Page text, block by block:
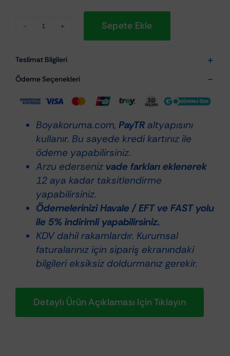
Scholl
S20
BLACK
Tek
Adım
Performanslı
Pasta
1KG
adet
Sepete Ekle
Teslimat Bilgileri
Ödeme Seçenekleri
Boyakoruma.com, PayTRaltyapısını
kullanır. Bu sayede kredi kartınız ile
ödeme yapabilirsiniz.
Arzu ederseniz vade farkları eklenerek
12 aya kadar taksitlendirme
yapabilirsiniz.
Ödemelerinizi Havale / EFT ve FAST yolu
ile 5% indirimli yapabilirsiniz.
KDV dahil rakamlardır. Kurumsal
faturalarınız için sipariş ekranındaki
bilgileri eksiksiz doldurmanız gerekir.
Detaylı Ürün Açıklaması Için Tıklayın